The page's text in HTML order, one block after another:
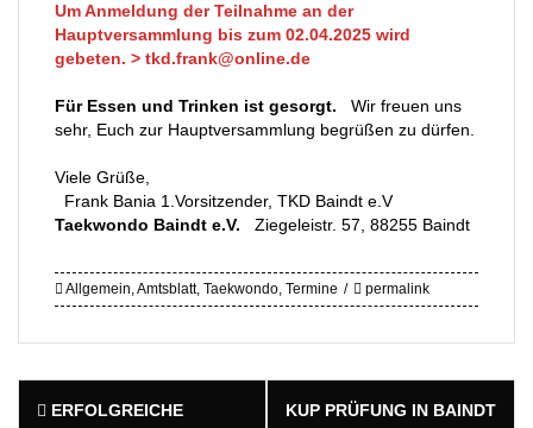
Um Anmeldung der Teilnahme an der
Hauptversammlung bis zum 02.04.2025 wird
gebeten. > tkd.frank@online.de
Für Essen und Trinken ist gesorgt. Wir freuen uns
sehr, Euch zur Hauptversammlung begrüßen zu dürfen.
Viele Grüße,
Frank Bania 1.Vorsitzender, TKD Baindt e.V ­
Taekwondo Baindt e.V. Ziegeleistr. 57, 88255 Baindt
Allgemein,Amtsblatt, Taekwondo, Termine permalink
Post
ERFOLGREICHE
KUP PRÜFUNG IN BAINDT